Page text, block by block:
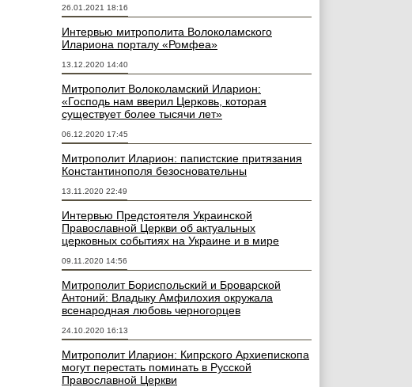
26.01.2021 18:16
Интервью митрополита Волоколамского
Илариона порталу «Ромфеа»
13.12.2020 14:40
Митрополит Волоколамский Иларион:
«Господь нам вверил Церковь, которая
существует более тысячи лет»
06.12.2020 17:45
Митрополит Иларион: папистские притязания
Константинополя безосновательны
13.11.2020 22:49
Интервью Предстоятеля Украинской
Православной Церкви об актуальных
церковных событиях на Украине и в мире
09.11.2020 14:56
Митрополит Бориспольский и Броварской
Антоний: Владыку Амфилохия окружала
всенародная любовь черногорцев
24.10.2020 16:13
Митрополит Иларион: Кипрского Архиепископа
могут перестать поминать в Русской
Православной Церкви